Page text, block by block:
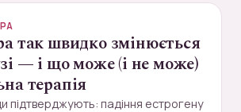
так швидко змінюється
— і що може (і не може)
терапія
підтверджують: падіння естрогену